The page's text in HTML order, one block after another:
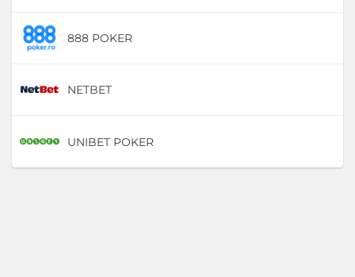
888 POKER
NETBET
UNIBET POKER